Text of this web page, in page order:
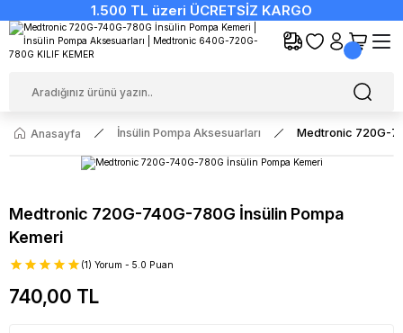
1.500 TL üzeri ÜCRETSİZ KARGO
Anasayfa İnsülin Pompa Aksesuarları Medtronic 720G-
Medtronic 720G-740G-780G İnsülin Pompa
Kemeri
(1) Yorum - 5.0 Puan
740,00 TL